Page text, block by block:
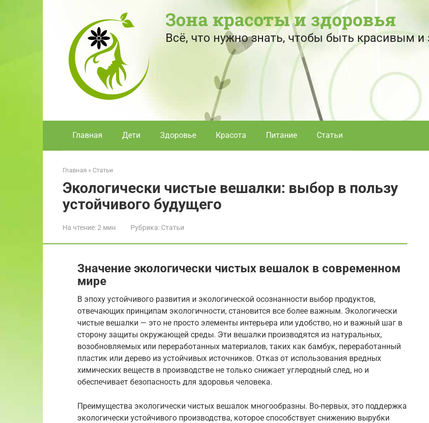
Зона красоты и здоровья
Всё, что нужно знать, чтобы быть красивым
Главная Дети Здоровье Красота Питание Статьи
Главная » Статьи
Экологически чистые вешалки: выбор в пользу
устойчивого будущего
На чтение:2 мин Рубрика: Статьи
Значение экологически чистых вешалок в современном
мире
В эпоху устойчивого развития и экологической осознанности выбор продуктов,
отвечающих принципам экологичности, становится все более важным. Экологически
чистые вешалки — это не просто элементы интерьера или удобство, но и важный шаг в
сторону защиты окружающей среды. Эти вешалки производятся из натуральных,
возобновляемых или переработанных материалов, таких как бамбук, переработанный
пластик или дерево из устойчивых источников. Отказ от использования вредных
химических веществ в производстве не только снижает углеродный след, но и
обеспечивает безопасность для здоровья человека.
Преимущества экологически чистых вешалок многообразны. Во-первых, это поддержка
экологически устойчивого производства, которое способствует снижению вырубки